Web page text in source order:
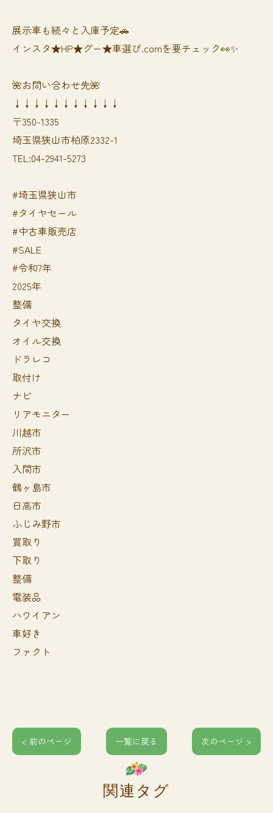
展示車も続々と入庫予定🚗
インスタ★HP★グー★車選び.comを要チェック👀✨
🌺お問い合わせ先🌺
↓↓↓↓↓↓↓↓↓↓↓
〒350-1335
埼玉県狭山市柏原2332-1
TEL:04-2941-5273
#埼玉県狭山市
#タイヤセール
#中古車販売店
#SALE
#令和7年
2025年
整備
タイヤ交換
オイル交換
ドラレコ
取付け
ナビ
リアモニター
川越市
所沢市
入間市
鶴ヶ島市
日高市
ふじみ野市
買取り
下取り
整備
電装品
ハワイアン
車好き
ファクト
< 前のページ 一覧に戻る 次のページ >
関連タグ